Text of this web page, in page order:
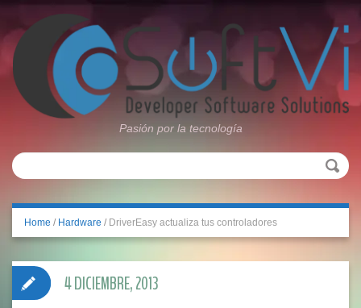
Pasión por la tecnología
Home / Hardware / DriverEasy actualiza tus controladores
4 DICIEMBRE, 2013